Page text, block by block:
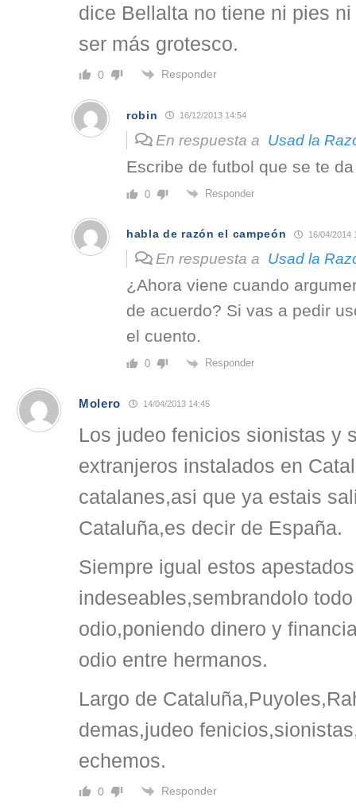
dice Bellalta no tiene ni pies
ser más grotesco.
0 Responder
robin 16/12/2013 14:54
En respuesta a Usad la
Escribe de futbol que se te
0 Responder
habla de razón el campeón 16/04/2014
En respuesta a Usad la
¿Ahora viene cuando
de acuerdo? Si vas a pedir
el cuento.
0 Responder
Molero 14/04/2013 14:45
Los judeo fenicios sionistas y
extranjeros instalados en
catalanes,asi que ya estais
Cataluña,es decir de España.
Siempre igual estos apestados
indeseables,sembrandolo
odio,poniendo dinero y
odio entre hermanos.
Largo de
demas,judeo
echemos.
0 Responder